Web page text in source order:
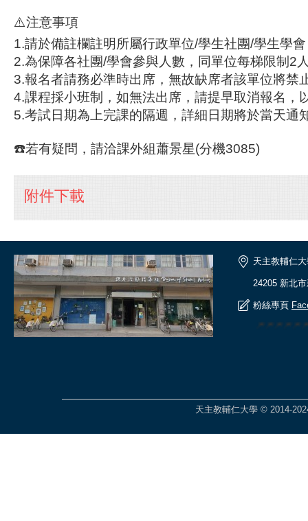
⚠️注意事項
1.請於備註欄註明所屬行政單位/學生社團/學生學
2.為保障各社團/學會參與人數，同單位每梯限制2
3.報名者請務必準時出席，無故缺席者該單位將禁
4.課程採小班制，如無法出席，請提早取消報名，
5.考試日期為上完課的隔週，詳細日期將於當天通
☎️若有疑問，請洽課外組蕭景星(分機3085)
附件下載
天主教輔仁
24205 新北
粉絲專頁
天主教輔仁大學 © 2014-